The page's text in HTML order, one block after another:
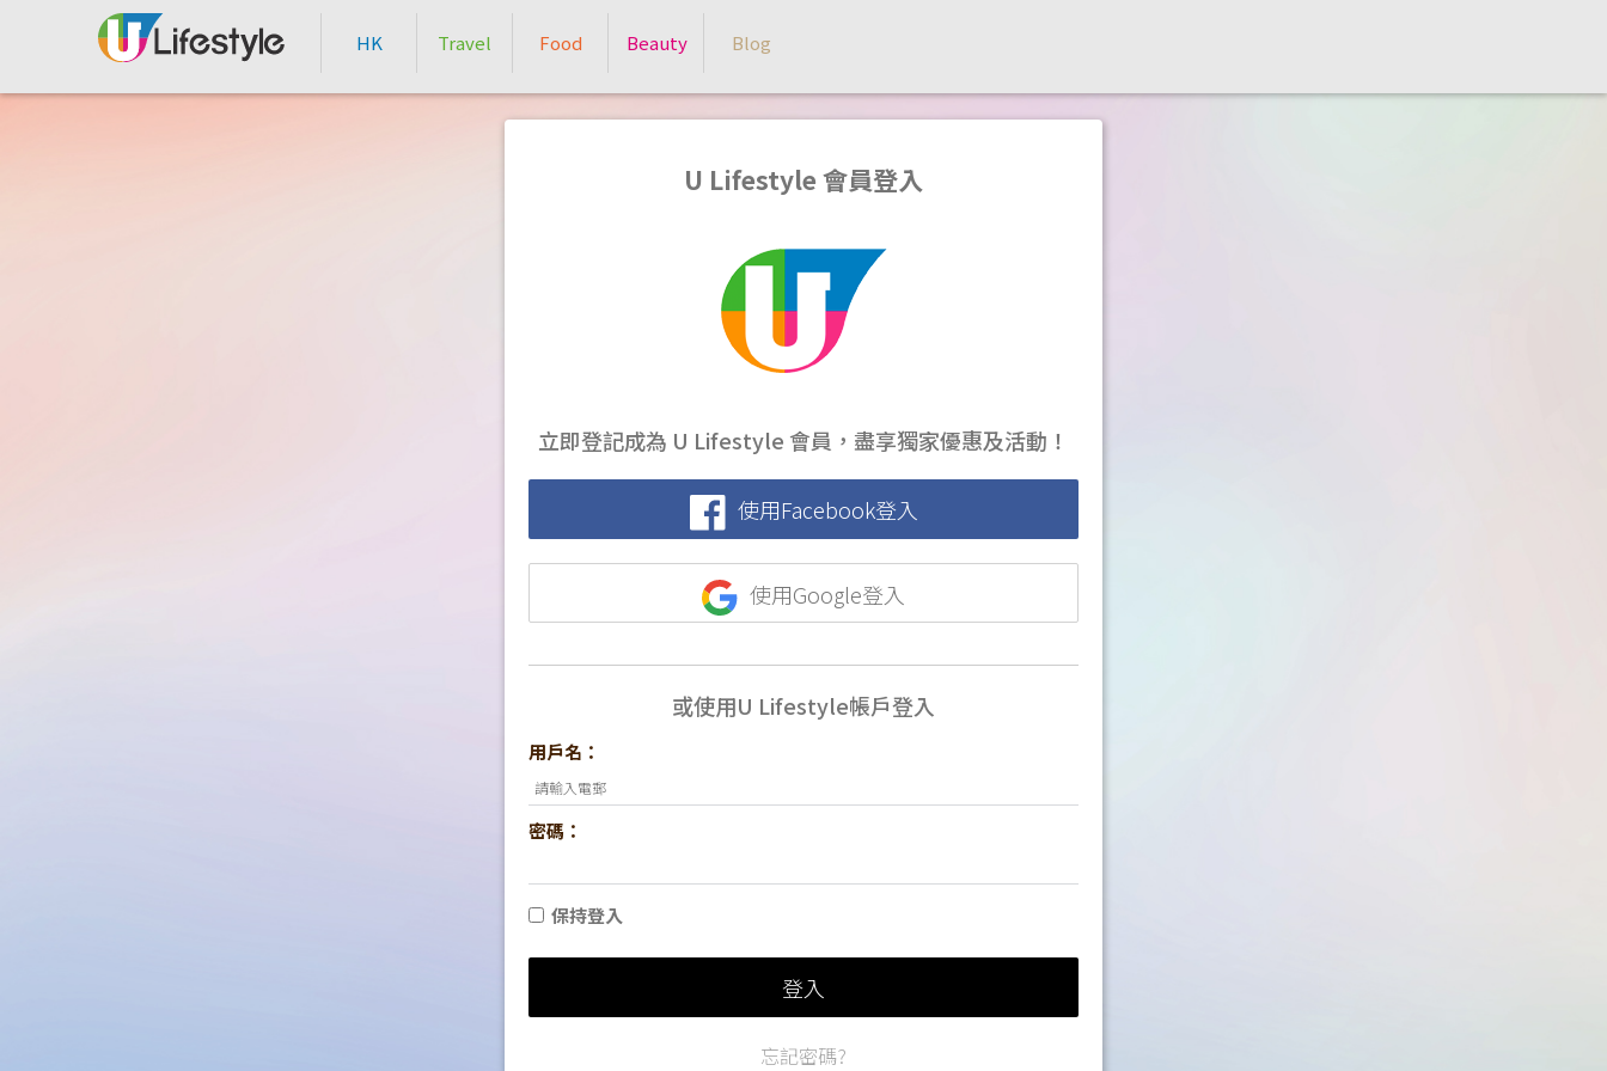
HK Travel Food Beauty Blog
U Lifestyle 會員登入
立即登記成為 U Lifestyle 會員，盡享獨家優惠及活動！
使用Facebook登入
使用Google登入
或使用U Lifestyle帳戶登入
用戶名：
密碼：
保持登入
登入
忘記密碼?